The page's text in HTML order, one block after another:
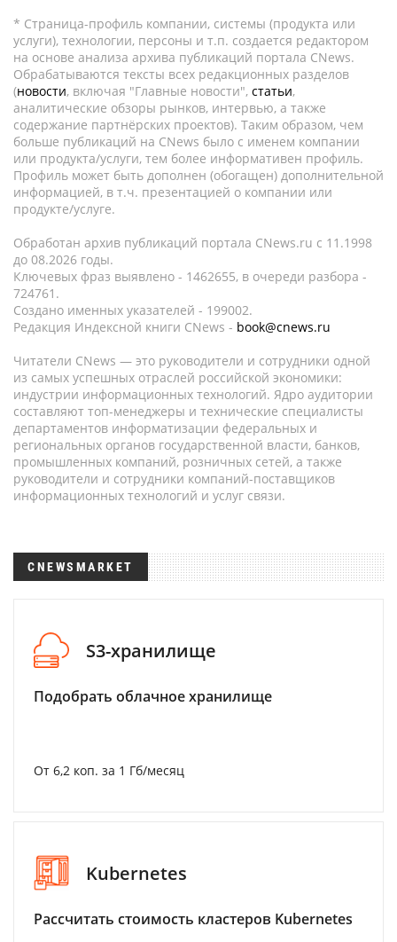
* Страница-профиль компании, системы (продукта или
услуги), технологии, персоны и т.п. создается редактором
на основе анализа архива публикаций портала CNews.
Обрабатываются тексты всех редакционных разделов
(новости, включая "Главные новости", статьи,
аналитические обзоры рынков, интервью, а также
содержание партнёрских проектов). Таким образом, чем
больше публикаций на CNews было с именем компании
или продукта/услуги, тем более информативен профиль.
Профиль может быть дополнен (обогащен) дополнительной
информацией, в т.ч. презентацией о компании или
продукте/услуге.
Обработан архив публикаций портала CNews.ru c 11.1998
до 08.2026 годы.
Ключевых фраз выявлено - 1462655, в очереди разбора -
724761.
Создано именных указателей - 199002.
Редакция Индексной книги CNews - book@cnews.ru
Читатели CNews — это руководители и сотрудники одной
из самых успешных отраслей российской экономики:
индустрии информационных технологий. Ядро аудитории
составляют топ-менеджеры и технические специалисты
департаментов информатизации федеральных и
региональных органов государственной власти, банков,
промышленных компаний, розничных сетей, а также
руководители и сотрудники компаний-поставщиков
информационных технологий и услуг связи.
CNEWSMARKET
S3-хранилище
Подобрать облачное хранилище
От 6,2 коп. за 1 Гб/месяц
Kubernetes
Рассчитать стоимость кластеров Kubernetes